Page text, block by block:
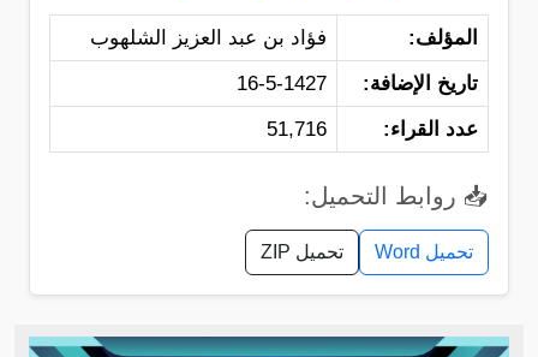
المؤلف:
فؤاد بن عبد العزيز الشلهوب
تاريخ الإضافة:
16-5-1427
عدد القراء:
51,716
📥 روابط التحميل:
تحميل Word تحميل ZIP